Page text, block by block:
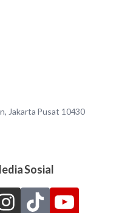
Jakarta Pusat 10430
Sosial